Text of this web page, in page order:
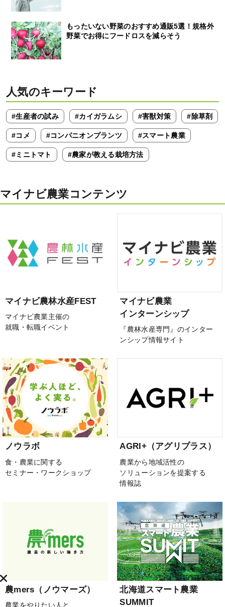
もったいない野菜のおすすめ通販5選！規格外
野菜でお得にフードロスを減らそう
人気のキーワード
#生産者の試み #カイガラムシ #害獣対策 #除草剤
#コメ #コンパニオンプランツ #スマート農業
#ミニトマト #農家が教える栽培方法
マイナビ農業コンテンツ
マイナビ農林水産FEST
マイナビ農業主催の
就職・転職イベント
マイナビ農業
インターンシップ
『農林水産専門』のインター
ンシップ情報サイト
ノウラボ
食・農業に関する
セミナー・ワークショップ
AGRI+（アグリプラス）
農業から地域活性の
ソリューションを提案する
情報誌
農mers（ノウマーズ）
農業をやりたい人と
北海道スマート農業
SUMMIT